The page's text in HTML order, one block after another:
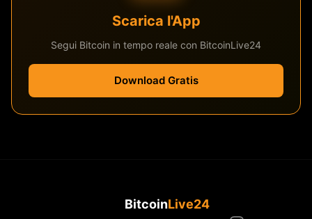
Scarica l'App
Segui Bitcoin in tempo reale con BitcoinLive24
Download Gratis
BitcoinLive24